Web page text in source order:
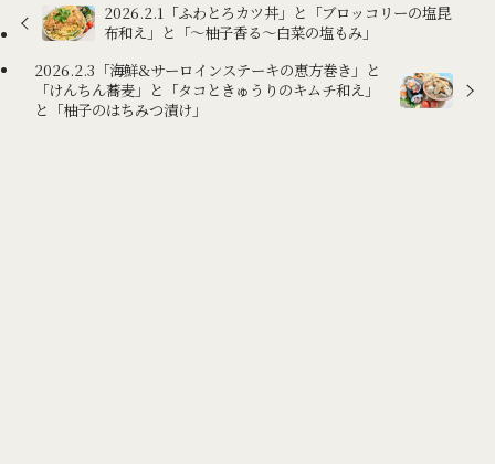
2026.2.1「ふわとろカツ丼」と「ブロッコリーの塩昆
布和え」と「～柚子香る～白菜の塩もみ」
2026.2.3「海鮮&サーロインステーキの恵方巻き」と
「けんちん蕎麦」と「タコときゅうりのキムチ和え」
と「柚子のはちみつ漬け」